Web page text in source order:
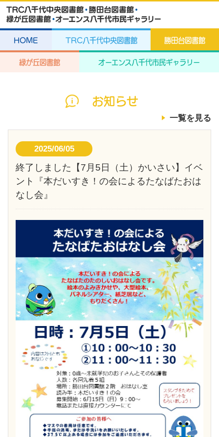
HOME TRC八千代中央図書館 勝田台図書館
緑が丘図書館 オーエンス八千代市民ギャラリー
お知らせ
一覧を見る
2025/06/05
終了しました【7月5日（土）かいさい】イベ
ント『本だいすき！の会によるたなばたおは
なし会』